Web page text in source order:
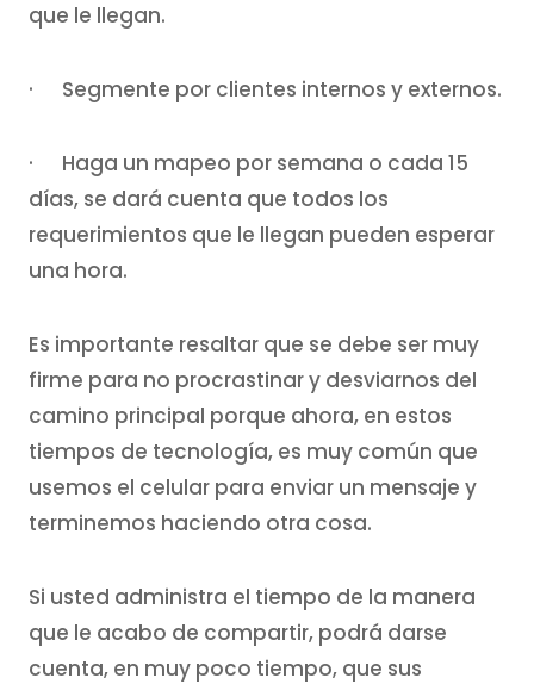
que le llegan.
· Segmente por clientes internos y externos.
· Haga un mapeo por semana o cada 15
días, se dará cuenta que todos los
requerimientos que le llegan pueden esperar
una hora.
Es importante resaltar que se debe ser muy
firme para no procrastinar y desviarnos del
camino principal porque ahora, en estos
tiempos de tecnología, es muy común que
usemos el celular para enviar un mensaje y
terminemos haciendo otra cosa.
Si usted administra el tiempo de la manera
que le acabo de compartir, podrá darse
cuenta, en muy poco tiempo, que sus